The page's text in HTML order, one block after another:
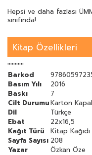
Hepsi ve daha fazlası
sınıfında!
Günaydın çocuklar
GÜNAYDIN ÖĞRETMENİM!
Hanımefendiler
AHLÂK ve size bunun
veriyorum!
Kitap Özellikleri
'''''''''''
Barkod
Basım Yılı
2016
Baskı
7
Cilt DurumuKarton
Dil
Türkçe
Ebat
22x16,5
Kağıt Türü
Kitap Kağıdı
Sayfa Sayısı 208
Yazar
Özkan Öze